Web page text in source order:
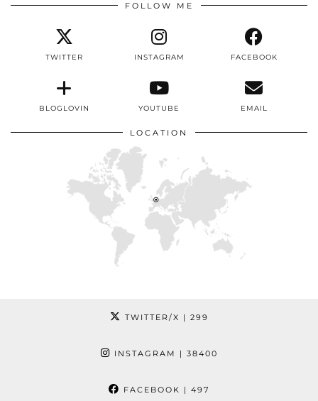
FOLLOW ME
TWITTER INSTAGRAM FACEBOOK
BLOGLOVIN YOUTUBE EMAIL
LOCATION
TWITTER/X | 299
INSTAGRAM | 38400
FACEBOOK | 497